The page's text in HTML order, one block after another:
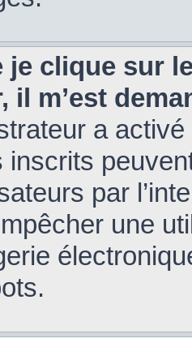
je clique sur
il m’est
a
inscrits
par
une